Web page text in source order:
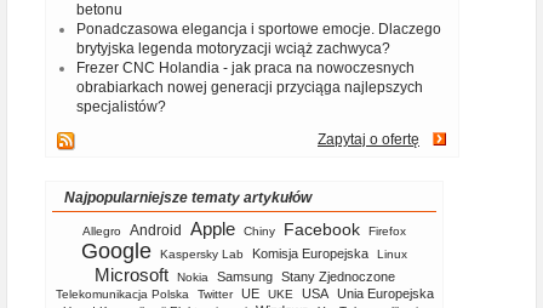
betonu
Ponadczasowa elegancja i sportowe emocje. Dlaczego
brytyjska legenda motoryzacji wciąż zachwyca?
Frezer CNC Holandia - jak praca na nowoczesnych
obrabiarkach nowej generacji przyciąga najlepszych
specjalistów?
Zapytaj o ofertę
Najpopularniejsze tematy artykułów
Allegro Android Apple Chiny Facebook Firefox
Google Kaspersky Lab Komisja Europejska Linux
Microsoft Nokia Samsung Stany Zjednoczone
Telekomunikacja Polska Twitter UE UKE USA Unia Europejska